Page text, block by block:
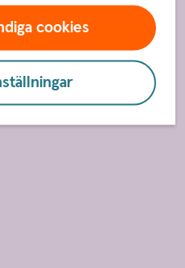
cookies